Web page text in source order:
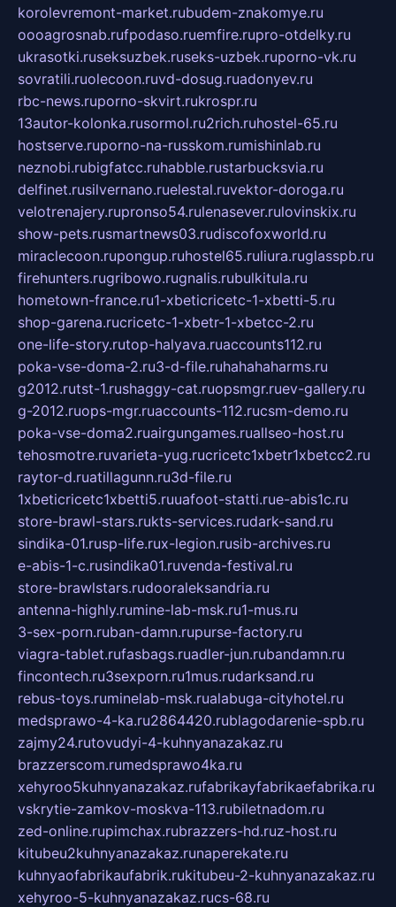
korolevremont-market.rubudem-znakomye.ru
oooagrosnab.rufpodaso.ruemfire.rupro-otdelky.ru
ukrasotki.ruseksuzbek.ruseks-uzbek.ruporno-vk.ru
sovratili.ruolecoon.ruvd-dosug.ruadonyev.ru
rbc-news.ruporno-skvirt.rukrospr.ru
13autor-kolonka.rusormol.ru2rich.ruhostel-65.ru
hostserve.ruporno-na-russkom.rumishinlab.ru
neznobi.rubigfatcc.ruhabble.rustarbucksvia.ru
delfinet.rusilvernano.ruelestal.ruvektor-doroga.ru
velotrenajery.rupronso54.rulenasever.rulovinskix.ru
show-pets.rusmartnews03.rudiscofoxworld.ru
miraclecoon.rupongup.ruhostel65.ruliura.ruglasspb.ru
firehunters.rugribowo.rugnalis.rubulkitula.ru
hometown-france.ru1-xbeticricetc-1-xbetti-5.ru
shop-garena.rucricetc-1-xbetr-1-xbetcc-2.ru
one-life-story.rutop-halyava.ruaccounts112.ru
poka-vse-doma-2.ru3-d-file.ruhahahaharms.ru
g2012.rutst-1.rushaggy-cat.ruopsmgr.ruev-gallery.ru
g-2012.ruops-mgr.ruaccounts-112.rucsm-demo.ru
poka-vse-doma2.ruairgungames.ruallseo-host.ru
tehosmotre.ruvarieta-yug.rucricetc1xbetr1xbetcc2.ru
raytor-d.ruatillagunn.ru3d-file.ru
1xbeticricetc1xbetti5.ruuafoot-statti.rue-abis1c.ru
store-brawl-stars.rukts-services.rudark-sand.ru
sindika-01.rusp-life.rux-legion.rusib-archives.ru
e-abis-1-c.rusindika01.ruvenda-festival.ru
store-brawlstars.rudooraleksandria.ru
antenna-highly.rumine-lab-msk.ru1-mus.ru
3-sex-porn.ruban-damn.rupurse-factory.ru
viagra-tablet.rufasbags.ruadler-jun.rubandamn.ru
fincontech.ru3sexporn.ru1mus.rudarksand.ru
rebus-toys.ruminelab-msk.rualabuga-cityhotel.ru
medsprawo-4-ka.ru2864420.rublagodarenie-spb.ru
zajmy24.rutovudyi-4-kuhnyanazakaz.ru
brazzerscom.rumedsprawo4ka.ru
xehyroo5kuhnyanazakaz.rufabrikayfabrikaefabrika.ru
vskrytie-zamkov-moskva-113.rubiletnadom.ru
zed-online.rupimchax.rubrazzers-hd.ruz-host.ru
kitubeu2kuhnyanazakaz.runaperekate.ru
kuhnyaofabrikaufabrik.rukitubeu-2-kuhnyanazakaz.ru
xehyroo-5-kuhnyanazakaz.rucs-68.ru